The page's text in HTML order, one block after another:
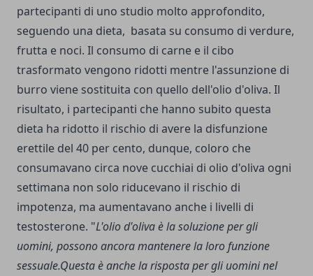
partecipanti di uno studio molto approfondito,
seguendo una dieta, basata su consumo di verdure,
frutta e noci. Il consumo di carne e il cibo
trasformato vengono ridotti mentre l'assunzione di
burro viene sostituita con quello dell'olio d'oliva. Il
risultato, i partecipanti che hanno subito questa
dieta ha ridotto il rischio di avere la disfunzione
erettile del 40 per cento, dunque, coloro che
consumavano circa nove cucchiai di olio d'oliva ogni
settimana non solo riducevano il rischio di
impotenza, ma aumentavano anche i livelli di
testosterone. "L'olio d'oliva è la soluzione per gli
uomini, possono ancora mantenere la loro funzione
sessuale.Questa è anche la risposta per gli uomini nel